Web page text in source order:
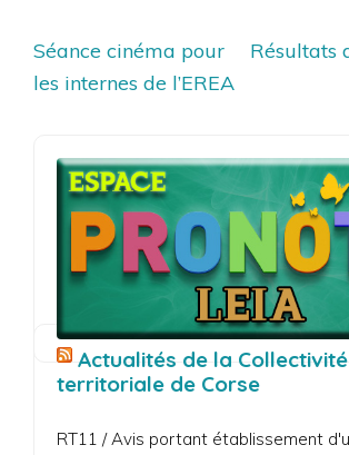
Navigation
de
Séance cinéma pour
les internes de l’EREA
Résultats
Actualités de la Collectivité
territoriale de Corse
RT11 / Avis portant établissement